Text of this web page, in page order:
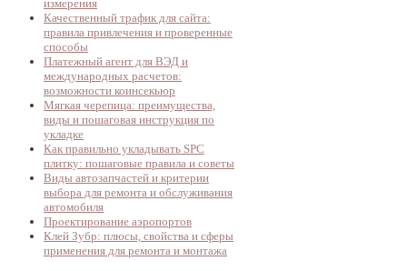
измерения
Качественный трафик для сайта:
правила привлечения и проверенные
способы
Платежный агент для ВЭД и
международных расчетов:
возможности коинсекьюр
Мягкая черепица: преимущества,
виды и пошаговая инструкция по
укладке
Как правильно укладывать SPC
плитку: пошаговые правила и советы
Виды автозапчастей и критерии
выбора для ремонта и обслуживания
автомобиля
Проектирование аэропортов
Клей Зубр: плюсы, свойства и сферы
применения для ремонта и монтажа